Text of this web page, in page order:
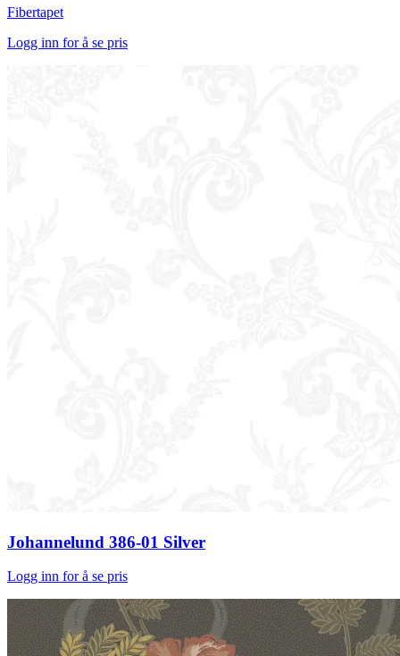
Fibertapet
Logg inn for å se pris
Johannelund 386-01 Silver
Logg inn for å se pris